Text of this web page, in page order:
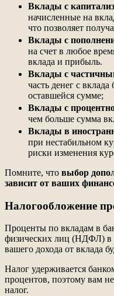
Вклады с
начисленные на
что позволяет
Вклады с
на счет в любое
вклада и прибыль.
Вклады с
часть денег с
оставшейся сумме;
Вклады с
чем больше сумма
Вклады в
при нестабильном
риски изменения
Помните, что выбор
зависит от ваших
Налогообложение
Проценты по вкладам в
физических лиц (НДФЛ) в
вашего дохода от вклада
Налог удерживается
процентов, поэтому вам
налог.